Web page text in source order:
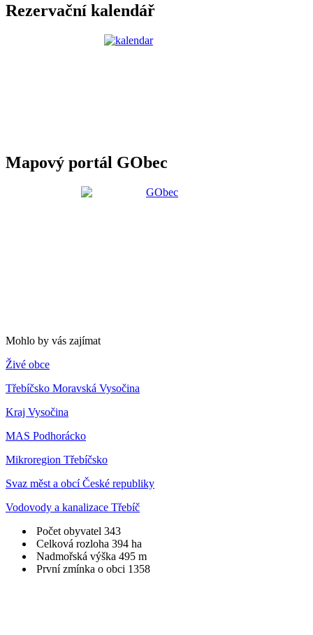
Rezervační kalendář
Mapový portál GObec
Mohlo by vás zajímat
Živé obce
Třebíčsko Moravská Vysočina
Kraj Vysočina
MAS Podhorácko
Mikroregion Třebíčsko
Svaz měst a obcí České republiky
Vodovody a kanalizace Třebíč
Počet obyvatel 343
Celková rozloha 394 ha
Nadmořská výška 495 m
První zmínka o obci 1358